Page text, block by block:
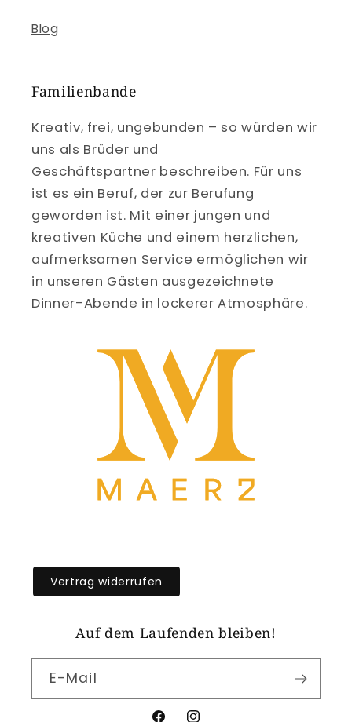
Blog
Familienbande
Kreativ, frei, ungebunden – so würden wir
uns als Brüder und
Geschäftspartner beschreiben. Für uns
ist es ein Beruf, der zur Berufung
geworden ist. Mit einer jungen und
kreativen Küche und einem herzlichen,
aufmerksamen Service ermöglichen wir
in unseren Gästen ausgezeichnete
Dinner-Abende in lockerer Atmosphäre.
Vertrag widerrufen
Auf dem Laufenden bleiben!
E-Mail